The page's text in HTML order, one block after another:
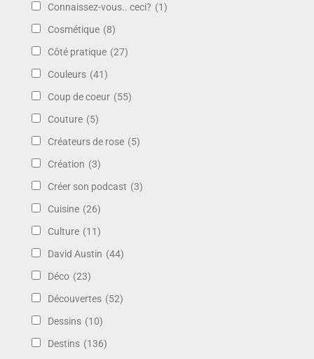
Connaissez-vous.. ceci? (1)
Cosmétique (8)
Côté pratique (27)
Couleurs (41)
Coup de coeur (55)
Couture (5)
Créateurs de rose (5)
Création (3)
Créer son podcast (3)
Cuisine (26)
Culture (11)
David Austin (44)
Déco (23)
Découvertes (52)
Dessins (10)
Destins (136)